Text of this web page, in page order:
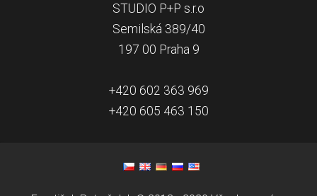
STUDIO P+P s.r.o
Semilská 389/40
197 00 Praha 9
+420 602 363 969
+420 605 463 150